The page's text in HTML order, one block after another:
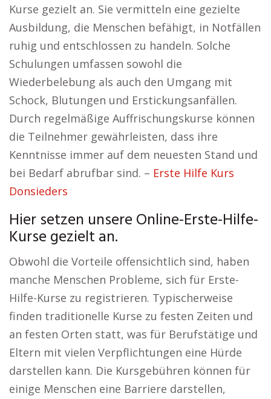
Kurse gezielt an. Sie vermitteln eine gezielte
Ausbildung, die Menschen befähigt, in Notfällen
ruhig und entschlossen zu handeln. Solche
Schulungen umfassen sowohl die
Wiederbelebung als auch den Umgang mit
Schock, Blutungen und Erstickungsanfällen.
Durch regelmäßige Auffrischungskurse können
die Teilnehmer gewährleisten, dass ihre
Kenntnisse immer auf dem neuesten Stand und
bei Bedarf abrufbar sind. – Erste Hilfe Kurs
Donsieders
Hier setzen unsere Online-Erste-Hilfe-
Kurse gezielt an.
Obwohl die Vorteile offensichtlich sind, haben
manche Menschen Probleme, sich für Erste-
Hilfe-Kurse zu registrieren. Typischerweise
finden traditionelle Kurse zu festen Zeiten und
an festen Orten statt, was für Berufstätige und
Eltern mit vielen Verpflichtungen eine Hürde
darstellen kann. Die Kursgebühren können für
einige Menschen eine Barriere darstellen,